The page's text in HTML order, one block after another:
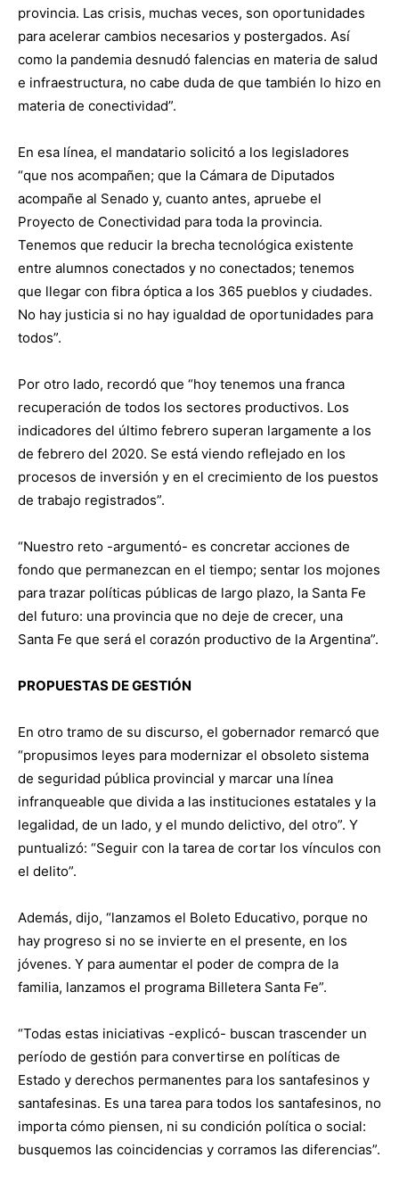
provincia. Las crisis, muchas veces, son oportunidades
para acelerar cambios necesarios y postergados. Así
como la pandemia desnudó falencias en materia de salud
e infraestructura, no cabe duda de que también lo hizo en
materia de conectividad”.
En esa línea, el mandatario solicitó a los legisladores
“que nos acompañen; que la Cámara de Diputados
acompañe al Senado y, cuanto antes, apruebe el
Proyecto de Conectividad para toda la provincia.
Tenemos que reducir la brecha tecnológica existente
entre alumnos conectados y no conectados; tenemos
que llegar con fibra óptica a los 365 pueblos y ciudades.
No hay justicia si no hay igualdad de oportunidades para
todos”.
Por otro lado, recordó que “hoy tenemos una franca
recuperación de todos los sectores productivos. Los
indicadores del último febrero superan largamente a los
de febrero del 2020. Se está viendo reflejado en los
procesos de inversión y en el crecimiento de los puestos
de trabajo registrados”.
“Nuestro reto -argumentó- es concretar acciones de
fondo que permanezcan en el tiempo; sentar los mojones
para trazar políticas públicas de largo plazo, la Santa Fe
del futuro: una provincia que no deje de crecer, una
Santa Fe que será el corazón productivo de la Argentina”.
PROPUESTAS DE GESTIÓN
En otro tramo de su discurso, el gobernador remarcó que
“propusimos leyes para modernizar el obsoleto sistema
de seguridad pública provincial y marcar una línea
infranqueable que divida a las instituciones estatales y la
legalidad, de un lado, y el mundo delictivo, del otro”. Y
puntualizó: “Seguir con la tarea de cortar los vínculos con
el delito”.
Además, dijo, “lanzamos el Boleto Educativo, porque no
hay progreso si no se invierte en el presente, en los
jóvenes. Y para aumentar el poder de compra de la
familia, lanzamos el programa Billetera Santa Fe”.
“Todas estas iniciativas -explicó- buscan trascender un
período de gestión para convertirse en políticas de
Estado y derechos permanentes para los santafesinos y
santafesinas. Es una tarea para todos los santafesinos, no
importa cómo piensen, ni su condición política o social:
busquemos las coincidencias y corramos las diferencias”.